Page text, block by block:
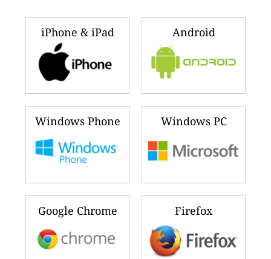
iPhone & iPad Android
Windows Phone Windows PC
Google Chrome Firefox